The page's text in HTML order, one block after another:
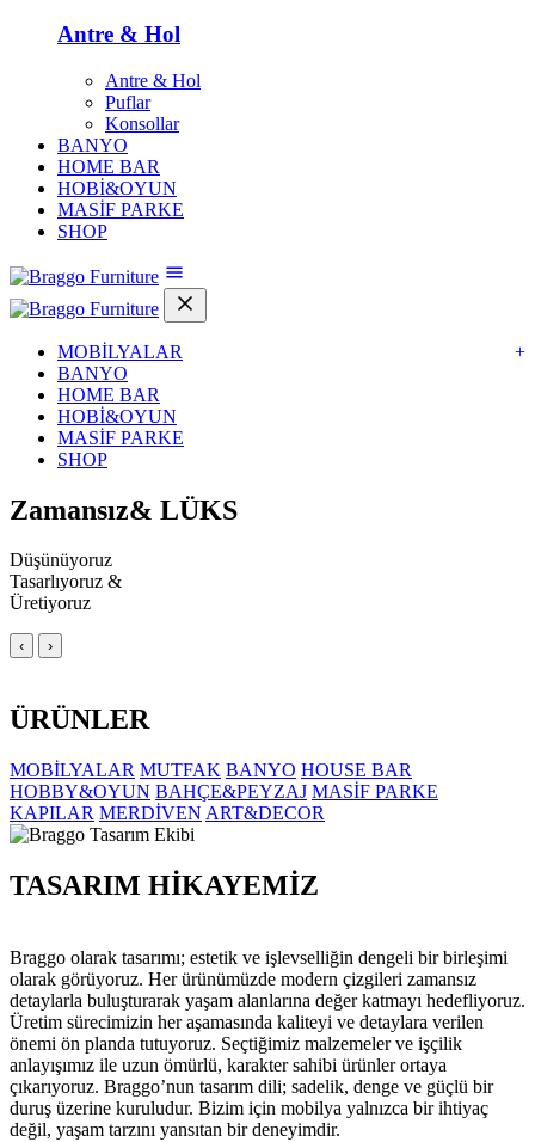
Antre & Hol
Antre & Hol
Puflar
Konsollar
BANYO
HOME BAR
HOBİ&OYUN
MASİF PARKE
SHOP
MOBİLYALAR
+
BANYO
HOME BAR
HOBİ&OYUN
MASİF PARKE
SHOP
Zamansız& LÜKS
Düşünüyoruz
Tasarlıyoruz &
Üretiyoruz
‹ ›
ÜRÜNLER
MOBİLYALAR MUTFAK BANYO HOUSE BAR
HOBBY&OYUN BAHÇE&PEYZAJ MASİF PARKE
KAPILAR MERDİVEN ART&DECOR
TASARIM HİKAYEMİZ
Braggo olarak tasarımı; estetik ve işlevselliğin dengeli bir birleşimi
olarak görüyoruz. Her ürünümüzde modern çizgileri zamansız
detaylarla buluşturarak yaşam alanlarına değer katmayı hedefliyoruz.
Üretim sürecimizin her aşamasında kaliteyi ve detaylara verilen
önemi ön planda tutuyoruz. Seçtiğimiz malzemeler ve işçilik
anlayışımız ile uzun ömürlü, karakter sahibi ürünler ortaya
çıkarıyoruz. Braggo’nun tasarım dili; sadelik, denge ve güçlü bir
duruş üzerine kuruludur. Bizim için mobilya yalnızca bir ihtiyaç
değil, yaşam tarzını yansıtan bir deneyimdir.